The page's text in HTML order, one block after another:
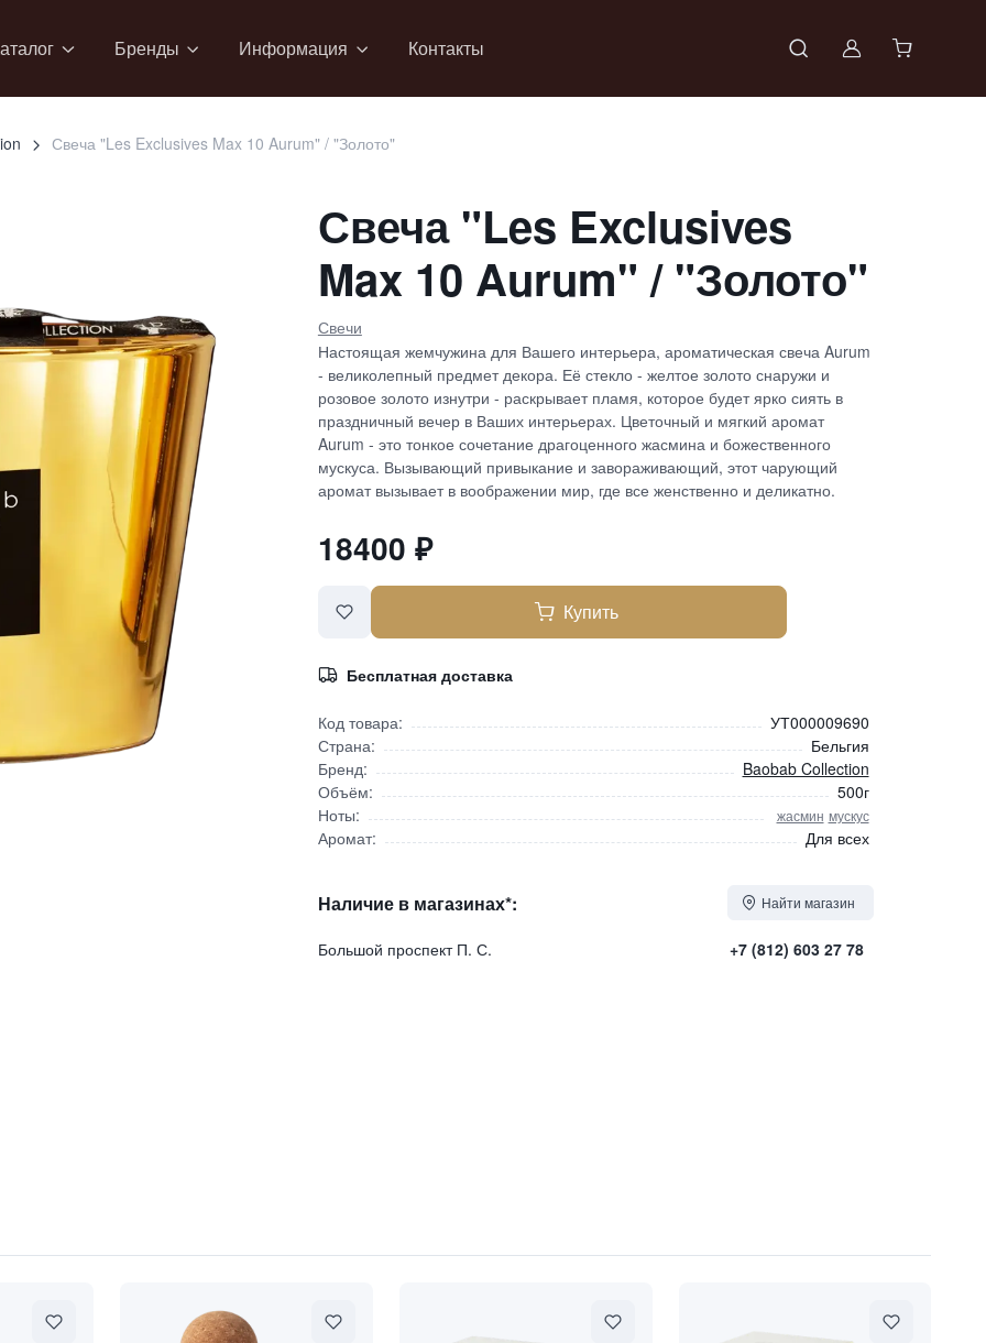
Бренды Информация Контакты Войти в
Свеча "Les Exclusives Max 10 Aurum" / "Золото"
Свеча "Les Exclusives
Max 10 Aurum" / "Золото"
Свечи
Настоящая жемчужина для Вашего интерьера, ароматическая свеча Aurum
- великолепный предмет декора. Её стекло - желтое золото снаружи и
розовое золото изнутри - раскрывает пламя, которое будет ярко сиять в
праздничный вечер в Ваших интерьерах. Цветочный и мягкий аромат
Aurum - это тонкое сочетание драгоценного жасмина и божественного
мускуса. Вызывающий привыкание и завораживающий, этот чарующий
аромат вызывает в воображении мир, где все женственно и деликатно.
18400 ₽
Купить
Бесплатная доставка
Код товара:
УТ000009690
Страна:
Бельгия
Бренд:
Baobab Collection
Объём:
500г
Ноты:
жасмин мускус
Аромат: Для всех
Наличие в магазинах*: Найти магазин
Большой проспект П. С. +7 (812) 603 27 78